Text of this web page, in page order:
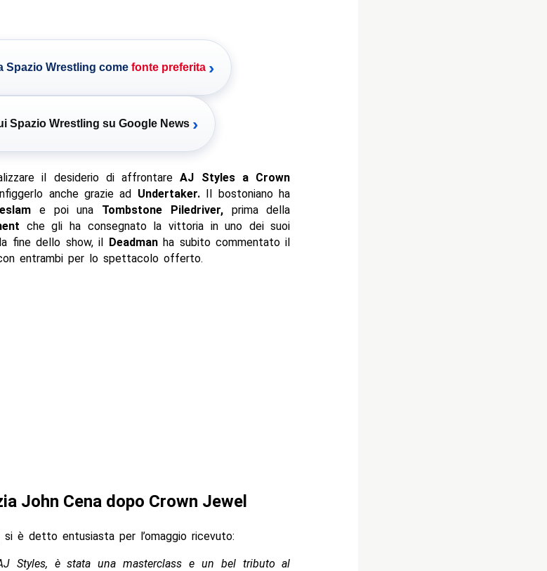
Spazio Wrestling come fonte preferita ›
Spazio Wrestling su Google News ›
il desiderio di affrontareAJ Styles a Crown
anche grazie ad Undertaker.Il bostoniano ha
e poi una Tombstone Piledriver,prima della
che gli ha consegnato la vittoria in uno dei suoi
fine dello show, il Deadmanha subito commentato il
entrambi per lo spettacolo offerto.
John Cena dopo Crown Jewel
è detto entusiasta per l’omaggio ricevuto:
Styles, è stata una masterclass e un bel tributo al